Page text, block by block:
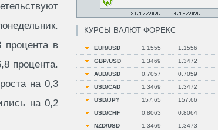
процента в
процента.
на 0,3
на 0,2
КУРСЫ ВАЛЮТ ФОРЕКС
EUR/USD 1.1555
1.1556
GBP/USD
1.3469
1.3472
AUD/USD
0.7057
0.7059
USD/CAD
1.3469
1.3472
USD/JPY
157.65
157.66
USD/CHF
0.8063
0.8064
NZD/USD
1.3469
1.3473